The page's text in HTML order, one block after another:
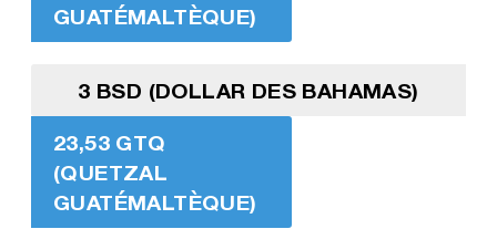
GUATÉMALTÈQUE)
3 BSD (DOLLAR DES BAHAMAS)
23,53 GTQ
(QUETZAL
GUATÉMALTÈQUE)